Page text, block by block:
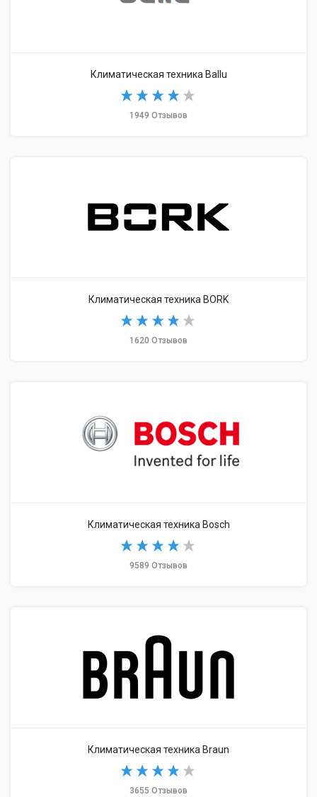
Климатическая техника Ballu
1949 Отзывов
Климатическая техника BORK
1620 Отзывов
Климатическая техника Bosch
9589 Отзывов
Климатическая техника Braun
3655 Отзывов